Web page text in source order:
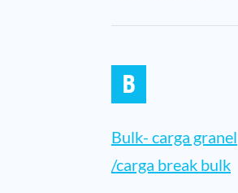
B
Bulk- carga granel
/carga break bulk